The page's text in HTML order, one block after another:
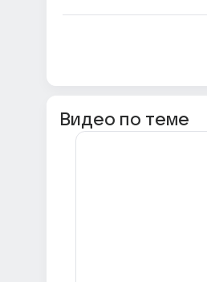
Видео по теме